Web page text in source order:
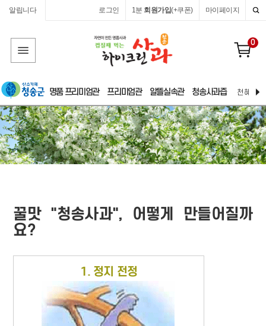
알립니다 마이페이지
1분 회원가입(+쿠폰)
로그인
0
명품 프리미엄관 프리미엄관 알뜰실속관 청송사과즙 천혜 자
꿀맛 "청송사과", 어떻게 만들어질까
요?
1. 정지 전정